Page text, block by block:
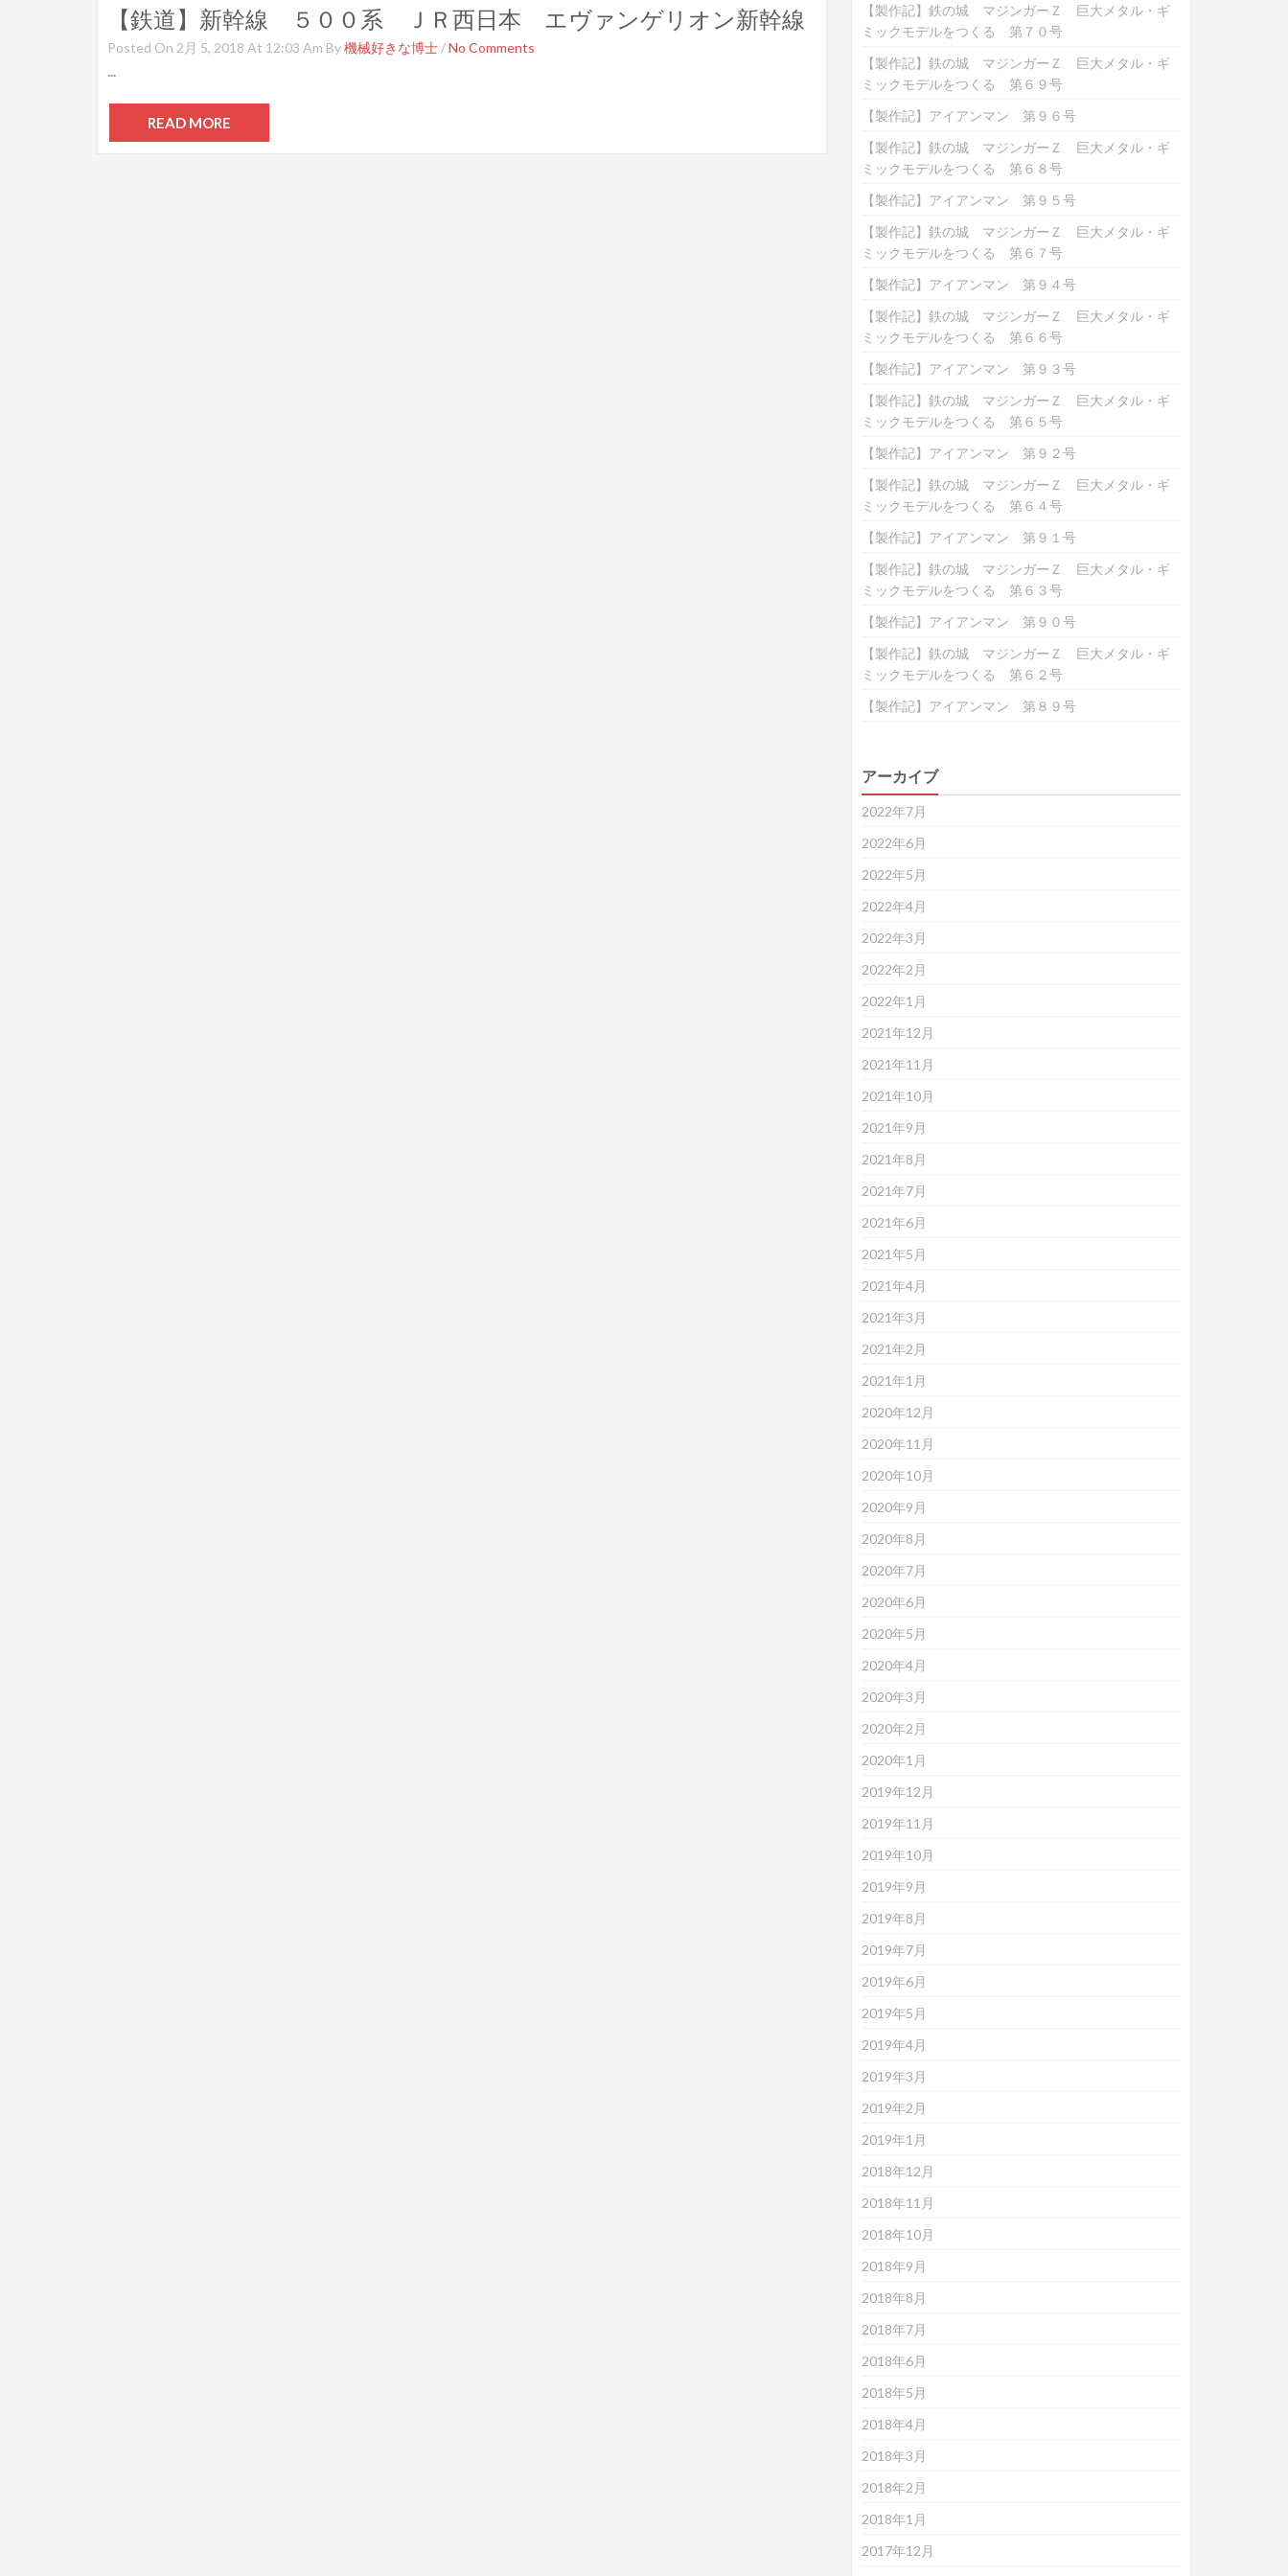
【鉄道】新幹線 ５００系 ＪＲ西日本 エヴァンゲリオン新幹線
Posted On 2月 5, 2018 At 12:03 Am By機械好きな博士 /No Comments
READ MORE
【製作記】鉄の城 マジンガーＺ 巨大メタル・ギ
ミックモデルをつくる 第７０号
【製作記】鉄の城 マジンガーＺ 巨大メタル・ギ
ミックモデルをつくる 第６９号
【製作記】アイアンマン 第９６号
【製作記】鉄の城 マジンガーＺ 巨大メタル・ギ
ミックモデルをつくる 第６８号
【製作記】アイアンマン 第９５号
【製作記】鉄の城 マジンガーＺ 巨大メタル・ギ
ミックモデルをつくる 第６７号
【製作記】アイアンマン 第９４号
【製作記】鉄の城 マジンガーＺ 巨大メタル・ギ
ミックモデルをつくる 第６６号
【製作記】アイアンマン 第９３号
【製作記】鉄の城 マジンガーＺ 巨大メタル・ギ
ミックモデルをつくる 第６５号
【製作記】アイアンマン 第９２号
【製作記】鉄の城 マジンガーＺ 巨大メタル・ギ
ミックモデルをつくる 第６４号
【製作記】アイアンマン 第９１号
【製作記】鉄の城 マジンガーＺ 巨大メタル・ギ
ミックモデルをつくる 第６３号
【製作記】アイアンマン 第９０号
【製作記】鉄の城 マジンガーＺ 巨大メタル・ギ
ミックモデルをつくる 第６２号
【製作記】アイアンマン 第８９号
アーカイブ
2022年7月
2022年6月
2022年5月
2022年4月
2022年3月
2022年2月
2022年1月
2021年12月
2021年11月
2021年10月
2021年9月
2021年8月
2021年7月
2021年6月
2021年5月
2021年4月
2021年3月
2021年2月
2021年1月
2020年12月
2020年11月
2020年10月
2020年9月
2020年8月
2020年7月
2020年6月
2020年5月
2020年4月
2020年3月
2020年2月
2020年1月
2019年12月
2019年11月
2019年10月
2019年9月
2019年8月
2019年7月
2019年6月
2019年5月
2019年4月
2019年3月
2019年2月
2019年1月
2018年12月
2018年11月
2018年10月
2018年9月
2018年8月
2018年7月
2018年6月
2018年5月
2018年4月
2018年3月
2018年2月
2018年1月
2017年12月